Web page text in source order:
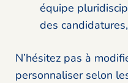
équipe
des
N’hésitez pas à
personnaliser selon